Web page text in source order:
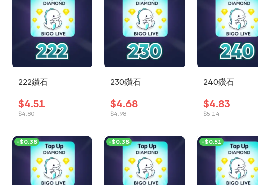
222鑽石
$4.51
$4.80
230鑽石
$4.68
$4.98
240鑽石
$4.83
$5.14
-$0.38 -$0.38 -$0.51